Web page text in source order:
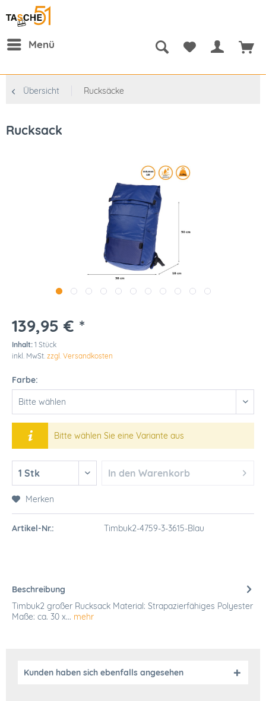
Menü
Übersicht Rucksäcke
Rucksack
139,95 € *
Inhalt: 1 Stück
inkl. MwSt. zzgl. Versandkosten
Farbe:
Bitte wählen Sie eine Variante aus
In den Warenkorb
Merken
Artikel-Nr.: Timbuk2-4759-3-3615-Blau
Beschreibung
Timbuk2 großer Rucksack Material: Strapazierfähiges Polyester
Maße: ca. 30 x... mehr
Kunden haben sich ebenfalls angesehen